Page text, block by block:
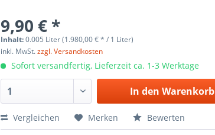
9,90 € *
Inhalt:0.005 Liter (1.980,00 € * / 1 Liter)
inkl. MwSt.zzgl. Versandkosten
Sofort versandfertig, Lieferzeit ca. 1-3 Werktage
In den Warenkorb
Vergleichen Merken Bewerten